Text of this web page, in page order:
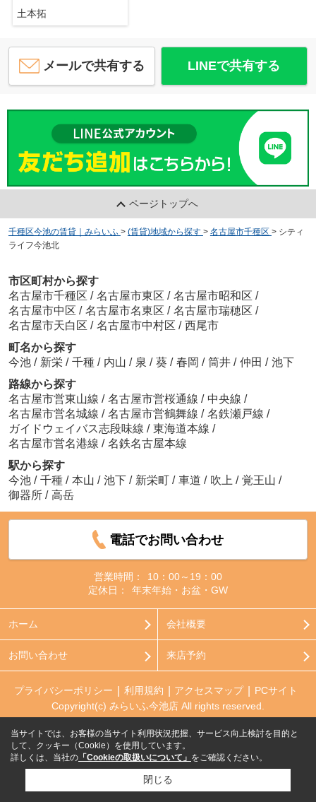
土本拓
メールで共有する LINEで共有する
ページトップへ
千種区今池の賃貸｜みらいふ > (賃貸)地域から探す > 名古屋市千種区 > シティ
ライフ今池北
市区町村から探す
名古屋市千種区 / 名古屋市東区 / 名古屋市昭和区 /
名古屋市中区 / 名古屋市名東区 / 名古屋市瑞穂区 /
名古屋市天白区 / 名古屋市中村区 / 西尾市
町名から探す
今池 / 新栄 / 千種 / 内山 / 泉 / 葵 / 春岡 / 筒井 / 仲田 / 池下
路線から探す
名古屋市営東山線 / 名古屋市営桜通線 / 中央線 /
名古屋市営名城線 / 名古屋市営鶴舞線 / 名鉄瀬戸線 /
ガイドウェイバス志段味線 / 東海道本線 /
名古屋市営名港線 / 名鉄名古屋本線
駅から探す
今池 / 千種 / 本山 / 池下 / 新栄町 / 車道 / 吹上 / 覚王山 /
御器所 / 高岳
電話でお問い合わせ
営業時間：
10：00～19：00
定休日：
年末年始・お盆・GW
ホーム 会社概要
お問い合わせ 来店予約
プライバシーポリシー 利用規約 アクセスマップ
PCサイト
Copyright(c) みらいふ今池店 All rights reserved.
当サイトでは、お客様の当サイト利用状況把握、サービス向上検討を目的と
して、クッキー（Cookie）を使用しています。
詳しくは、当社の 「Cookieの取扱いについて」 をご確認ください。
閉じる